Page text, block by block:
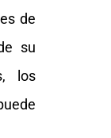
de
su
los